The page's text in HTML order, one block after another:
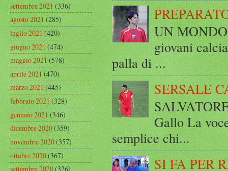
UN
giovani
palla di ...
SERSALE
Gallo La
semplice chi...
SI FA PER
settembre 2021(336)
agosto 2021(285)
luglio 2021(420)
giugno 2021(474)
maggio 2021(578)
aprile 2021(470)
marzo 2021(445)
febbraio 2021(328)
gennaio 2021(346)
dicembre 2020(359)
novembre 2020(357)
ottobre 2020(367)
settembre 2020(326)